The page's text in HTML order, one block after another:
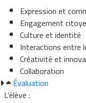
Expression et
Engagement ci
Culture et identité
Interactions entre
Créativité et
Collaboration
Évaluation
L’élève :